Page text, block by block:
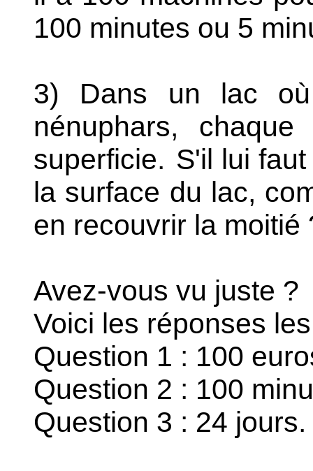
100 minutes ou 5
3) Dans un lac
nénuphars,
superficie. S'il lui
la surface du lac,
en recouvrir la moitié
Avez-vous vu juste ?
Voici les réponses
Question 1 : 100
Question 2 : 100
Question 3 : 24 jours.